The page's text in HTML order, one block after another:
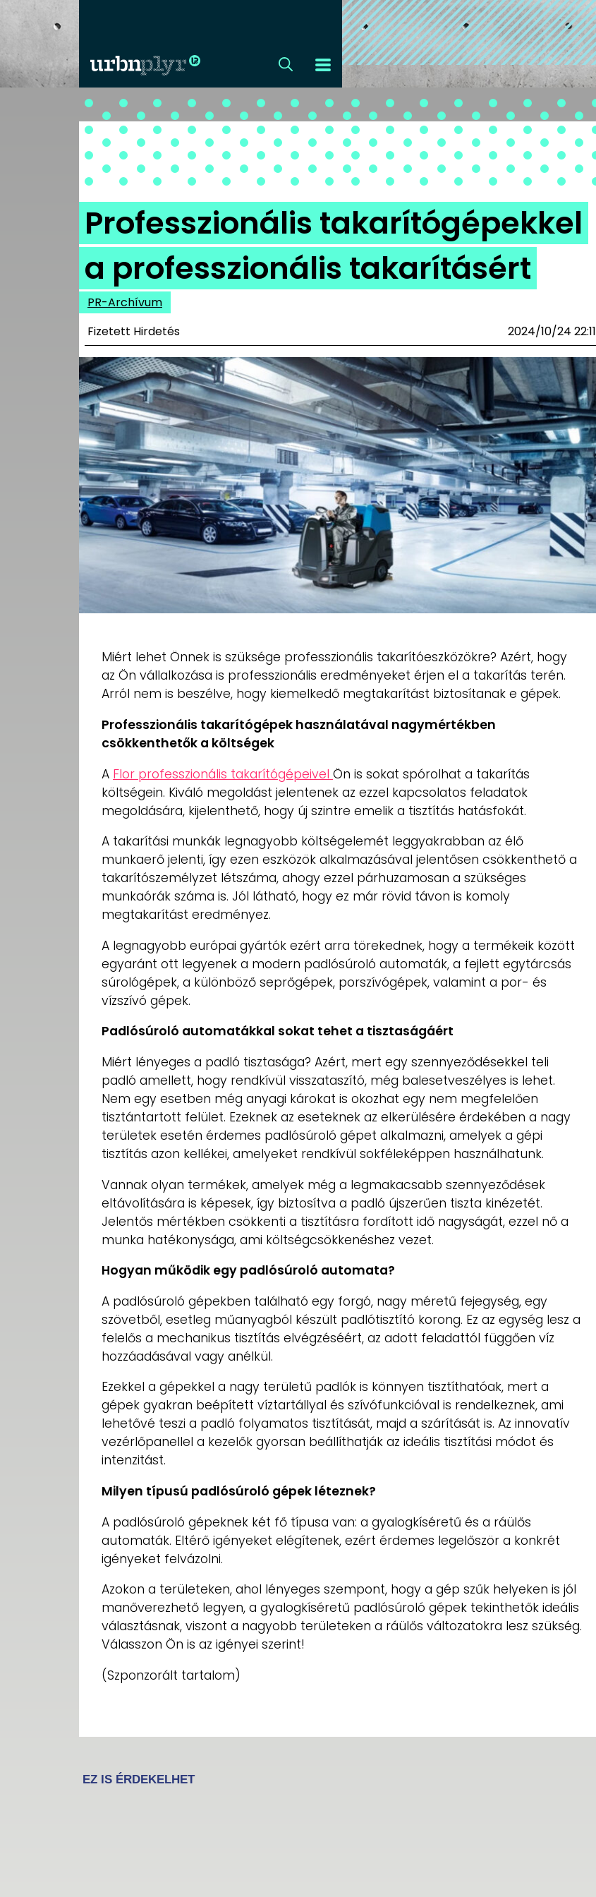
CÍMLAP
DIZÁJN
DIVAT
HIP
KULT
ZENE
MÉDIAAJÁNLAT
IMPRESSZUM
PR-ARCHÍVUM
ADATKEZELÉSI
TÁJÉKOZTATÓ
Professzionális takarítógépekkel
a professzionális takarításért
PR-Archívum
Fizetett Hirdetés
2024/10/24 22:11
Miért lehet Önnek is szüksége professzionális takarítóeszközökre? Azért, hogy
az Ön vállalkozása is professzionális eredményeket érjen el a takarítás terén.
Arról nem is beszélve, hogy kiemelkedő megtakarítást biztosítanak e gépek.
Professzionális takarítógépek használatával nagymértékben
csökkenthetők a költségek
A Flor professzionális takarítógépeivel Ön is sokat spórolhat a takarítás
költségein. Kiváló megoldást jelentenek az ezzel kapcsolatos feladatok
megoldására, kijelenthető, hogy új szintre emelik a tisztítás hatásfokát.
A takarítási munkák legnagyobb költségelemét leggyakrabban az élő
munkaerő jelenti, így ezen eszközök alkalmazásával jelentősen csökkenthető a
takarítószemélyzet létszáma, ahogy ezzel párhuzamosan a szükséges
munkaórák száma is. Jól látható, hogy ez már rövid távon is komoly
megtakarítást eredményez.
A legnagyobb európai gyártók ezért arra törekednek, hogy a termékeik között
egyaránt ott legyenek a modern padlósúroló automaták, a fejlett egytárcsás
súrológépek, a különböző seprőgépek, porszívógépek, valamint a por- és
vízszívó gépek.
Padlósúroló automatákkal sokat tehet a tisztaságáért
Miért lényeges a padló tisztasága? Azért, mert egy szennyeződésekkel teli
padló amellett, hogy rendkívül visszataszító, még balesetveszélyes is lehet.
Nem egy esetben még anyagi károkat is okozhat egy nem megfelelően
tisztántartott felület. Ezeknek az eseteknek az elkerülésére érdekében a nagy
területek esetén érdemes padlósúroló gépet alkalmazni, amelyek a gépi
tisztítás azon kellékei, amelyeket rendkívül sokféleképpen használhatunk.
Vannak olyan termékek, amelyek még a legmakacsabb szennyeződések
eltávolítására is képesek, így biztosítva a padló újszerűen tiszta kinézetét.
Jelentős mértékben csökkenti a tisztításra fordított idő nagyságát, ezzel nő a
munka hatékonysága, ami költségcsökkenéshez vezet.
Hogyan működik egy padlósúroló automata?
A padlósúroló gépekben található egy forgó, nagy méretű fejegység, egy
szövetből, esetleg műanyagból készült padlótisztító korong. Ez az egység lesz a
felelős a mechanikus tisztítás elvégzéséért, az adott feladattól függően víz
hozzáadásával vagy anélkül.
Ezekkel a gépekkel a nagy területű padlók is könnyen tisztíthatóak, mert a
gépek gyakran beépített víztartállyal és szívófunkcióval is rendelkeznek, ami
lehetővé teszi a padló folyamatos tisztítását, majd a szárítását is. Az innovatív
vezérlőpanellel a kezelők gyorsan beállíthatják az ideális tisztítási módot és
intenzitást.
Milyen típusú padlósúroló gépek léteznek?
A padlósúroló gépeknek két fő típusa van: a gyalogkíséretű és a ráülős
automaták. Eltérő igényeket elégítenek, ezért érdemes legelőször a konkrét
igényeket felvázolni.
Azokon a területeken, ahol lényeges szempont, hogy a gép szűk helyeken is jól
manőverezhető legyen, a gyalogkíséretű padlósúroló gépek tekinthetők ideális
választásnak, viszont a nagyobb területeken a ráülős változatokra lesz szükség.
Válasszon Ön is az igényei szerint!
(Szponzorált tartalom)